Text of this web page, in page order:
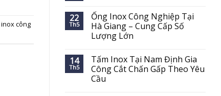
inox công
22
Th5
Ống Inox Công Nghiệp Tại
Hà Giang – Cung Cấp Số
Lượng Lớn
14
Th5
Tấm Inox Tại Nam Định Gia
Công Cắt Chấn Gấp Theo Yêu
Cầu